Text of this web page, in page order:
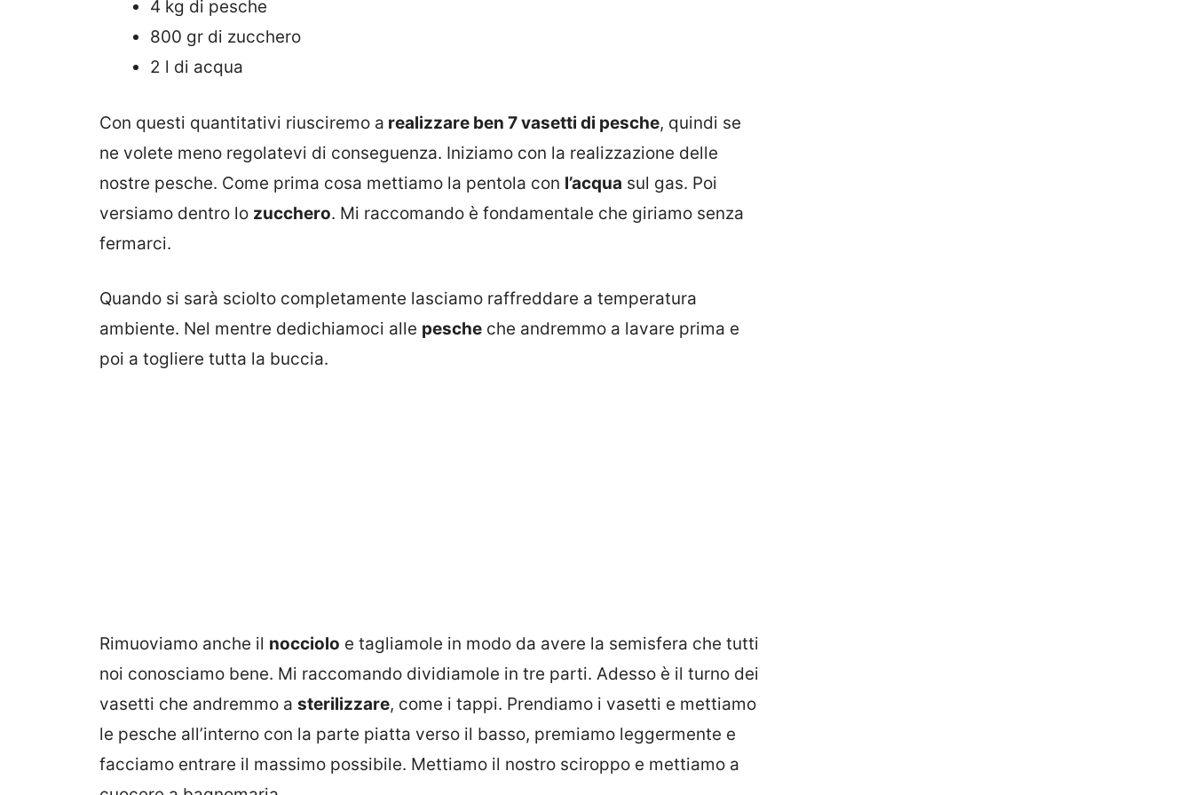
4 kg di pesche
800 gr di zucchero
2 l di acqua
Con questi quantitativi riusciremo a realizzare ben 7 vasetti di pesche, quindi se
ne volete meno regolatevi di conseguenza. Iniziamo con la realizzazione delle
nostre pesche. Come prima cosa mettiamo la pentola con l’acqua sul gas. Poi
versiamo dentro lo zucchero. Mi raccomando è fondamentale che giriamo senza
fermarci.
Quando si sarà sciolto completamente lasciamo raffreddare a temperatura
ambiente. Nel mentre dedichiamoci alle pesche che andremmo a lavare prima e
poi a togliere tutta la buccia.
Rimuoviamo anche il nocciolo e tagliamole in modo da avere la semisfera che tutti
noi conosciamo bene. Mi raccomando dividiamole in tre parti. Adesso è il turno dei
vasetti che andremmo a sterilizzare, come i tappi. Prendiamo i vasetti e mettiamo
le pesche all’interno con la parte piatta verso il basso, premiamo leggermente e
facciamo entrare il massimo possibile. Mettiamo il nostro sciroppo e mettiamo a